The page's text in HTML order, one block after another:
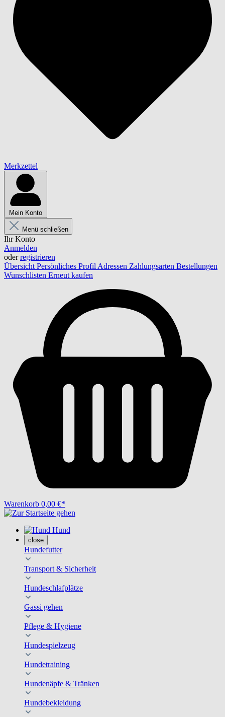
Merkzettel
Mein Konto
Menü schließen
Ihr Konto
Anmelden
oderregistrieren
Übersicht Persönliches Profil Adressen Zahlungsarten Bestellungen
Wunschlisten Erneut kaufen
Warenkorb 0,00 €*
Hund
close
Hundefutter
Transport & Sicherheit
Hundeschlafplätze
Gassi gehen
Pflege & Hygiene
Hundespielzeug
Hundetraining
Hundenäpfe & Tränken
Hundebekleidung